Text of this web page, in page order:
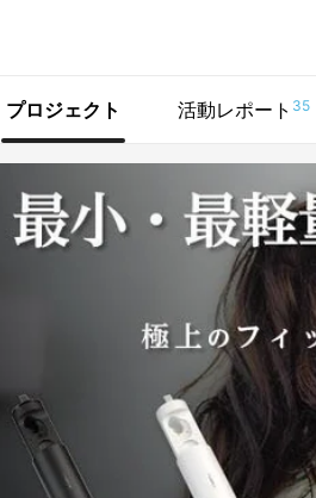
プロジェクト 活動レポート 35